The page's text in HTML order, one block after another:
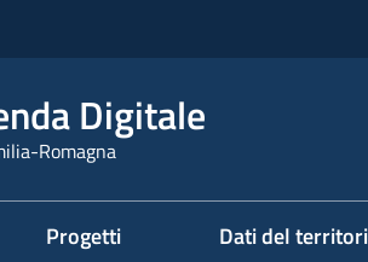
Digitale
Romagna
Progetti Dati del